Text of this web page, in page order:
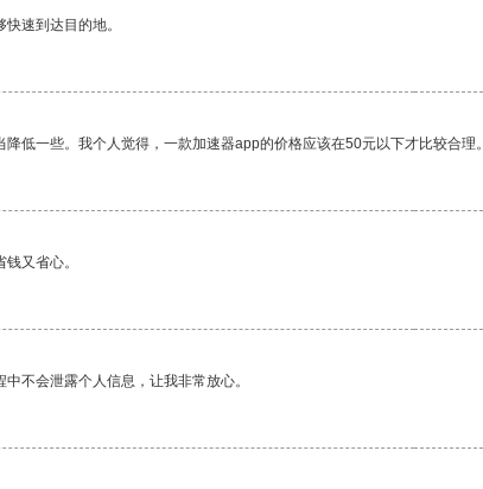
速到达目的地。
低一些。我个人觉得，一款加速器app的价格应该在50元以下才比较合理。
又省心。
不会泄露个人信息，让我非常放心。